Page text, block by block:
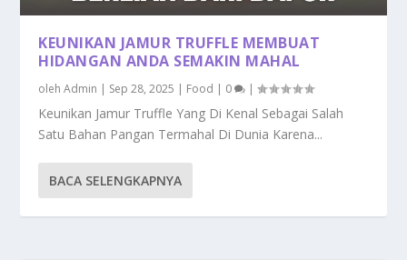
KEUNIKAN JAMUR TRUFFLE MEMBUAT
HIDANGAN ANDA SEMAKIN MAHAL
olehAdmin | Sep 28, 2025 | Food | 0 |
Keunikan Jamur Truffle Yang Di Kenal Sebagai Salah
Satu Bahan Pangan Termahal Di Dunia Karena...
BACA SELENGKAPNYA